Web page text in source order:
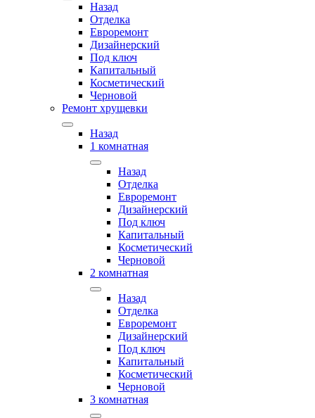
Назад
Отделка
Евроремонт
Дизайнерский
Под ключ
Капитальный
Косметический
Черновой
Ремонт хрущевки
Назад
1 комнатная
Назад
Отделка
Евроремонт
Дизайнерский
Под ключ
Капитальный
Косметический
Черновой
2 комнатная
Назад
Отделка
Евроремонт
Дизайнерский
Под ключ
Капитальный
Косметический
Черновой
3 комнатная